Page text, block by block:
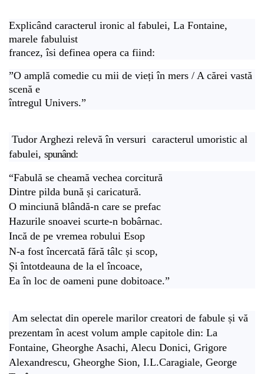
Explicând caracterul ironic al fabulei, La Fontaine,
marele fabuluist
francez, îsi definea opera ca fiind:
”O amplă comedie cu mii de vieți în mers / A cărei vastă
scenă e
întregul Univers.”
Tudor Arghezi relevă în versuri caracterul umoristic al
fabulei, spunând:
“Fabulă se cheamă vechea corcitură
Dintre pilda bună și caricatură.
O minciună blândă-n care se prefac
Hazurile snoavei scurte-n bobârnac.
Incă de pe vremea robului Esop
N-a fost încercată fără tâlc și scop,
Și întotdeauna de la el încoace,
Ea în loc de oameni pune dobitoace.”
Am selectat din operele marilor creatori de fabule și vă
prezentam în acest volum ample capitole din: La
Fontaine, Gheorghe Asachi, Alecu Donici, Grigore
Alexandrescu, Gheorghe Sion, I.L.Caragiale, George